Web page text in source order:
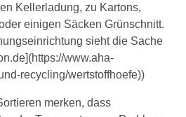
Kellerladung, zu Kartons,
einigen Säcken Grünschnitt.
sieht die Sache
www.aha-
recycling/wertstoffhoefe))
merken, dass